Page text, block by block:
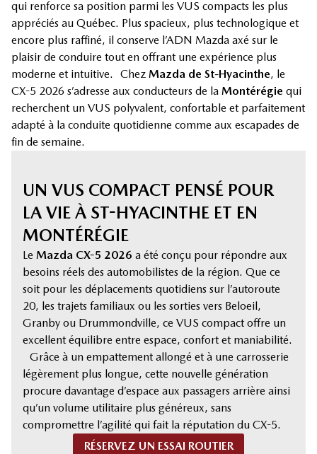
qui renforce sa position parmi les VUS compacts les plus
appréciés au Québec. Plus spacieux, plus technologique et
encore plus raffiné, il conserve l’ADN Mazda axé sur le
plaisir de conduire tout en offrant une expérience plus
moderne et intuitive. Chez Mazda de St-Hyacinthe, le
CX-5 2026 s’adresse aux conducteurs de la Montérégie qui
recherchent un VUS polyvalent, confortable et parfaitement
adapté à la conduite quotidienne comme aux escapades de
fin de semaine.
UN VUS COMPACT PENSÉ POUR
LA VIE À ST-HYACINTHE ET EN
MONTÉRÉGIE
Le Mazda CX-5 2026 a été conçu pour répondre aux
besoins réels des automobilistes de la région. Que ce
soit pour les déplacements quotidiens sur l’autoroute
20, les trajets familiaux ou les sorties vers Beloeil,
Granby ou Drummondville, ce VUS compact offre un
excellent équilibre entre espace, confort et maniabilité.
Grâce à un empattement allongé et à une carrosserie
légèrement plus longue, cette nouvelle génération
procure davantage d’espace aux passagers arrière ainsi
qu’un volume utilitaire plus généreux, sans
compromettre l’agilité qui fait la réputation du CX-5.
RÉSERVEZ UN ESSAI ROUTIER